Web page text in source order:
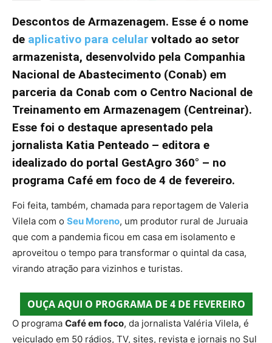
Descontos de Armazenagem. Esse é o nome
de aplicativo para celular voltado ao setor
armazenista, desenvolvido pela Companhia
Nacional de Abastecimento (Conab) em
parceria da Conab com o Centro Nacional de
Treinamento em Armazenagem (Centreinar).
Esse foi o destaque apresentado pela
jornalista Katia Penteado – editora e
idealizado do portal GestAgro 360° – no
programa Café em foco de 4 de fevereiro.
Foi feita, também, chamada para reportagem de Valeria
Vilela com o Seu Moreno, um produtor rural de Juruaia
que com a pandemia ficou em casa em isolamento e
aproveitou o tempo para transformar o quintal da casa,
virando atração para vizinhos e turistas.
OUÇA AQUI O PROGRAMA DE 4 DE FEVEREIRO
O programa Café em foco, da jornalista Valéria Vilela, é
veiculado em 50 rádios, TV, sites, revista e jornais no Sul